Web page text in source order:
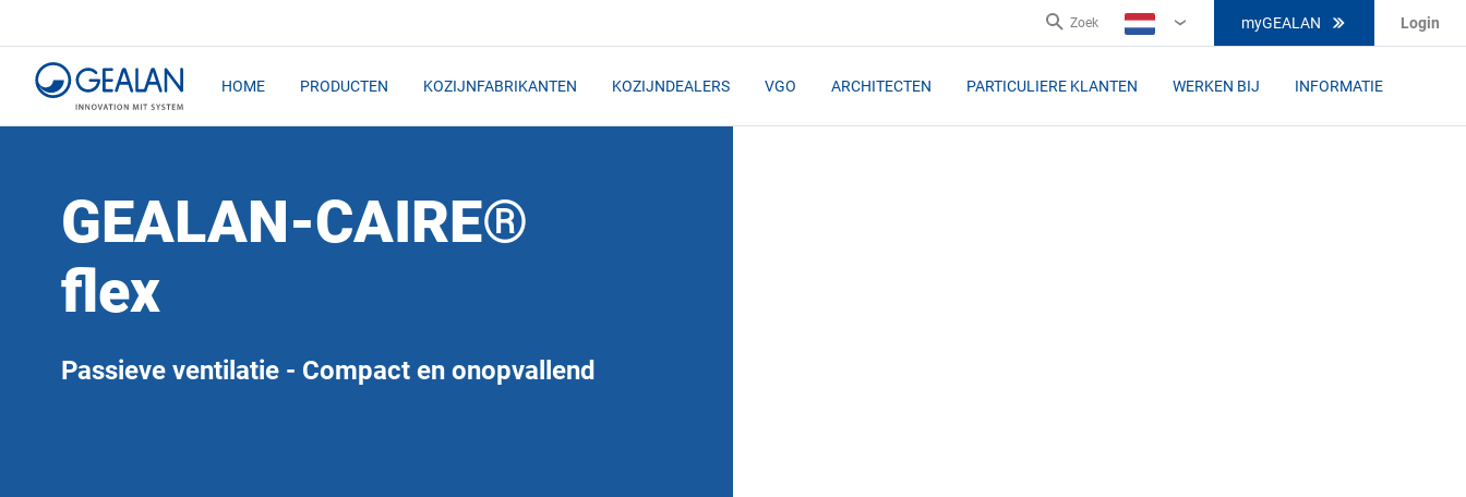
Zoek
NL
myGEALAN Login
HOME PRODUCTEN KOZIJNFABRIKANTEN KOZIJNDEALERS VGO ARCHITECTEN PARTICULIERE KLANTEN WERKEN BIJ INFORMATIE
GEALAN-CAIRE®
flex
Passieve ventilatie - Compact en onopvallend